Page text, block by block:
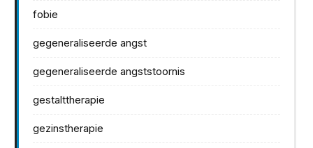
fobie
gegeneraliseerde angst
gegeneraliseerde angststoornis
gestalttherapie
gezinstherapie